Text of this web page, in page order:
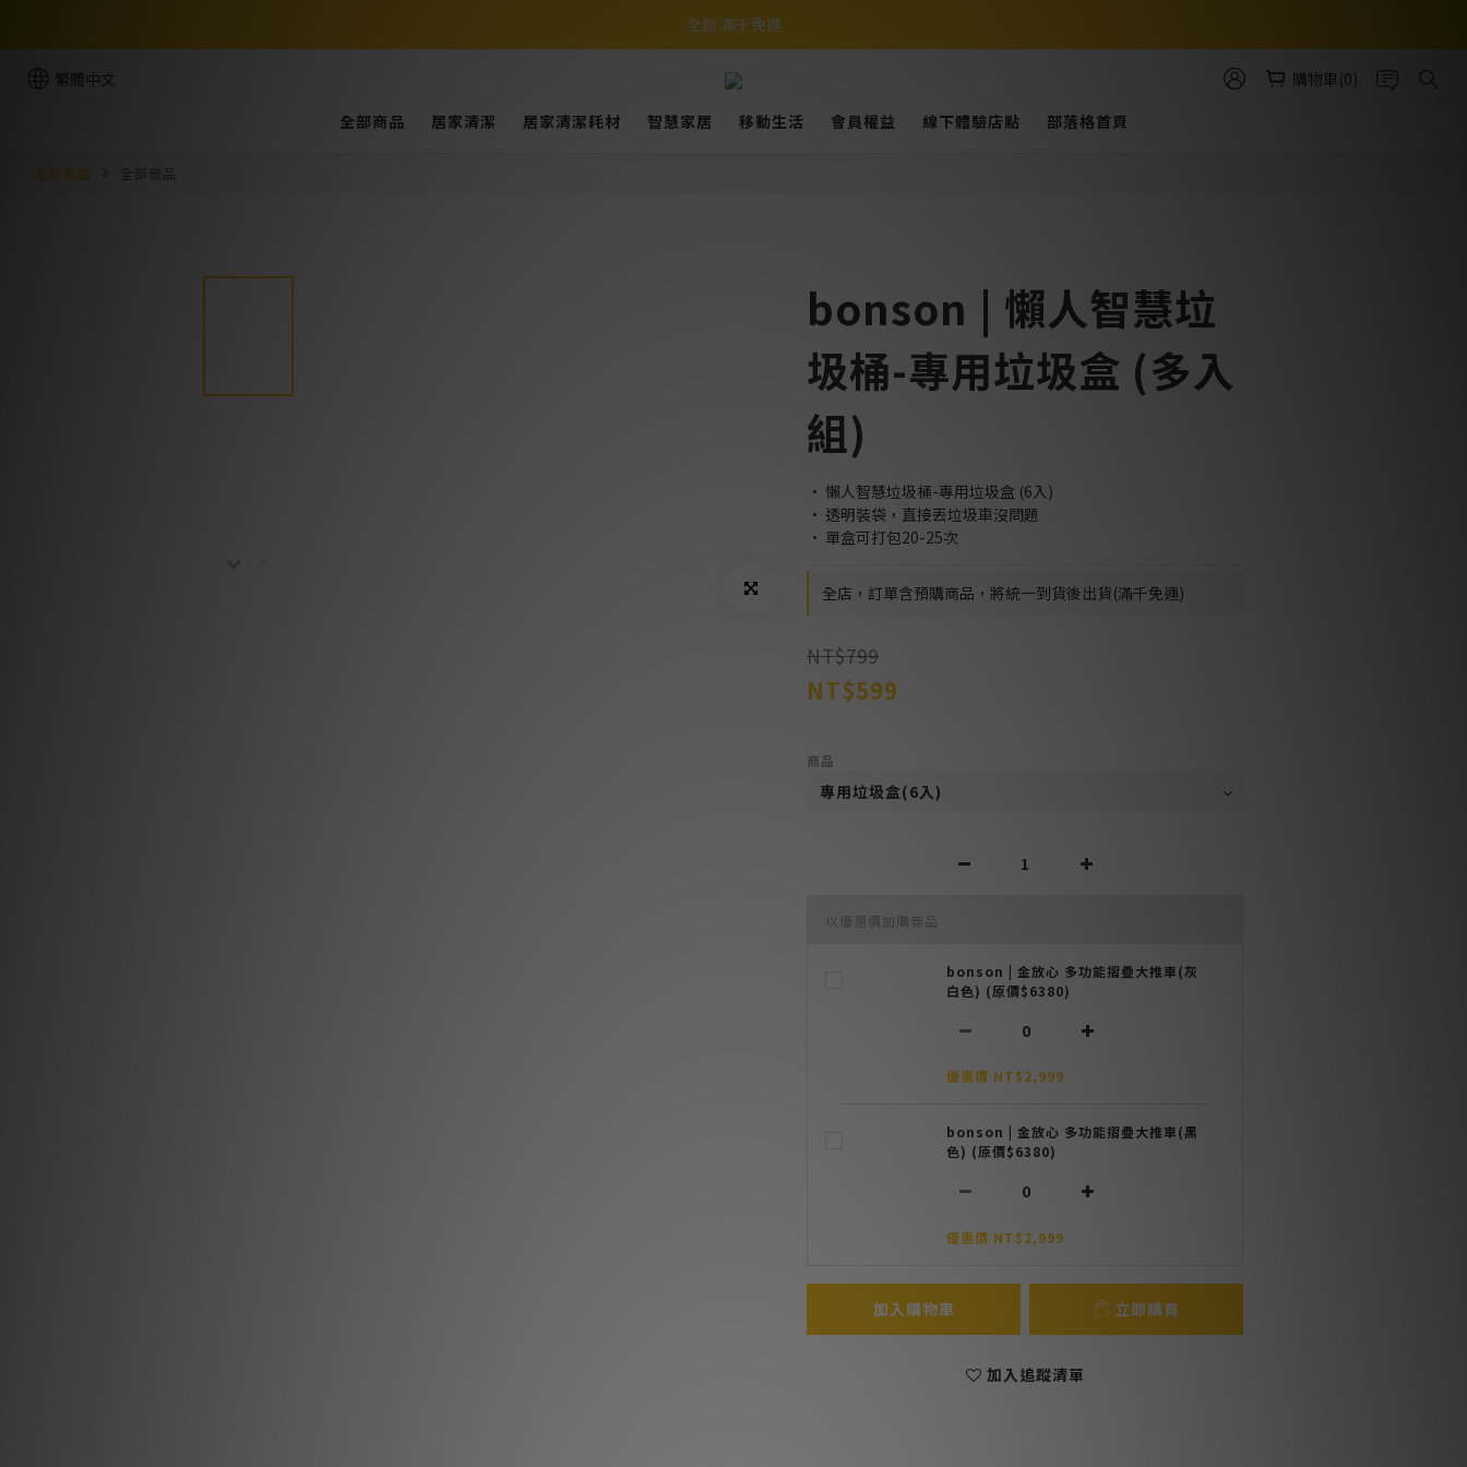
全館 滿千免運
繁體中文
購物車(0)
全部商品
居家清潔 居家清潔耗材 智慧家居 移動生活 會員權益 線下體驗店點 部落格首頁
全部商品 全部商品
bonson | 懶人智慧垃
圾桶-專用垃圾盒 (多入
組)
• 懶人智慧垃圾桶-專用垃圾盒 (6入)
• 透明裝袋，直接丟垃圾車沒問題
• 單盒可打包20-25次
全店，訂單含預購商品，將統一到貨後出貨(滿千免運)
NT$799
NT$599
商品
以優惠價加購商品
bonson | 金放心 多功能摺疊大推車(灰
白色) (原價$6380)
優惠價 NT$2,999
bonson | 金放心 多功能摺疊大推車(黑
色) (原價$6380)
優惠價 NT$2,999
加入購物車 立即購買
加入追蹤清單